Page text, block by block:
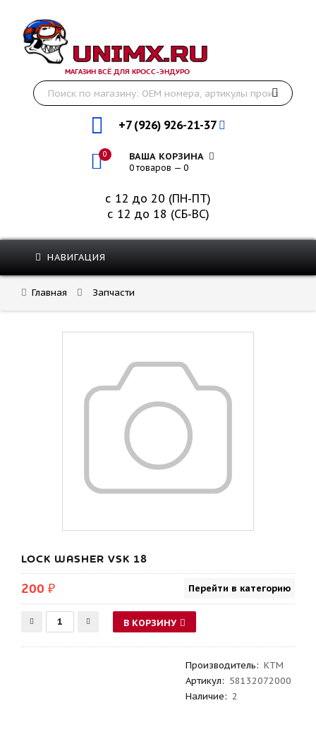
МАГАЗИН ВСЁ ДЛЯ КРОСС-ЭНДУРО
+7 (926) 926-21-37
0 ВАША КОРЗИНА
0 товаров — 0
с 12 до 20 (ПН-ПТ)
с 12 до 18 (СБ-ВС)
НАВИГАЦИЯ
Главная Запчасти
LOCK WASHER VSK 18
200 ₽ Перейти в категорию
В КОРЗИНУ
Производитель: KTM
Артикул: 58132072000
Наличие: 2